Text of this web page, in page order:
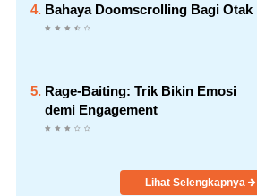
Bahaya Doomscrolling Bagi Otak
Rage-Baiting: Trik Bikin Emosi
demi Engagement
Lihat Selengkapnya